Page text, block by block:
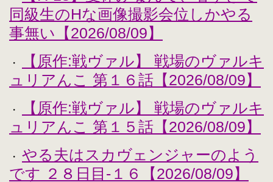
同級生のHな画像撮影会位しかやる
事無い【2026/08/09】
・
【原作:戦ヴァル】 戦場のヴァルキ
ュリアんこ 第１６話【2026/08/09】
・
【原作:戦ヴァル】 戦場のヴァルキ
ュリアんこ 第１５話【2026/08/09】
・
やる夫はスカヴェンジャーのよう
です ２８日目-１６【2026/08/09】